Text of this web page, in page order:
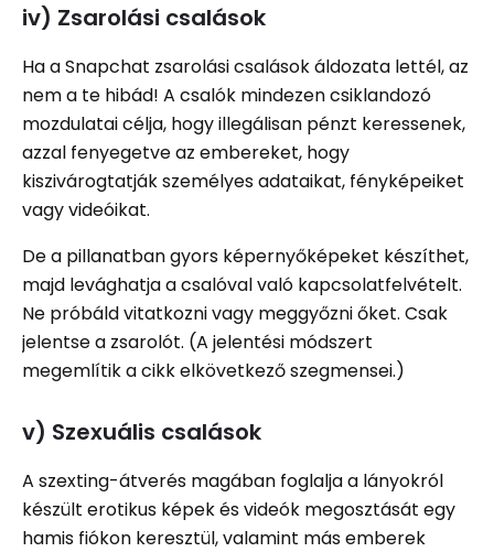
iv) Zsarolási csalások
Ha a Snapchat zsarolási csalások áldozata lettél, az
nem a te hibád! A csalók mindezen csiklandozó
mozdulatai célja, hogy illegálisan pénzt keressenek,
azzal fenyegetve az embereket, hogy
kiszivárogtatják személyes adataikat, fényképeiket
vagy videóikat.
De a pillanatban gyors képernyőképeket készíthet,
majd levághatja a csalóval való kapcsolatfelvételt.
Ne próbáld vitatkozni vagy meggyőzni őket. Csak
jelentse a zsarolót. (A jelentési módszert
megemlítik a cikk elkövetkező szegmensei.)
v) Szexuális csalások
A szexting-átverés magában foglalja a lányokról
készült erotikus képek és videók megosztását egy
hamis fiókon keresztül, valamint más emberek